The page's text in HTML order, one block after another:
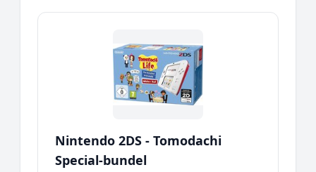
Nintendo 2DS - Tomodachi
Special-bundel